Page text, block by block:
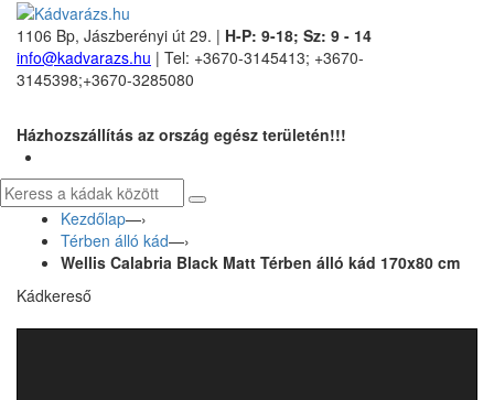
1106 Bp, Jászberényi út 29. | H-P: 9-18; Sz: 9 - 14
info@kadvarazs.hu | Tel: +3670-3145413; +3670-
3145398;+3670-3285080
Házhozszállítás az ország egész területén!!!
Kezdőlap—›
Térben álló kád—›
Wellis Calabria Black Matt Térben álló kád 170x80 cm
Kádkereső